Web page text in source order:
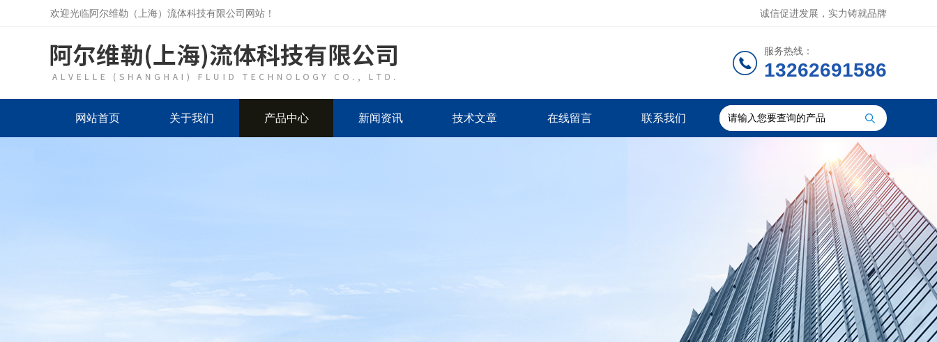
欢迎光临阿尔维勒（上海）流体科技有限公司网站！ 诚信促进发展，实力铸就品牌
服务热线：
13262691586
网站首页 关于我们 产品中心 新闻资讯 技术文章 在线留言 联系我们